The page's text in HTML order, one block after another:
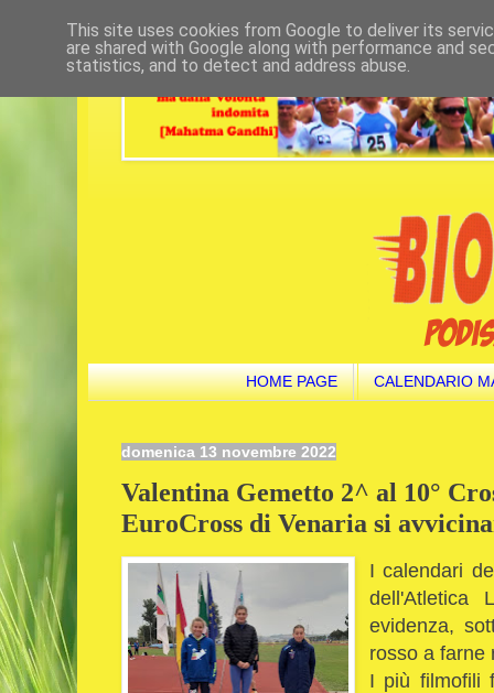
HOME PAGE CALENDARIO
domenica 13 novembre 2022
Valentina Gemetto 2^ al 10°
EuroCross di Venaria si
I calendari
dell'Atletica
evidenza,
rosso a farne
I più filmofili
This site uses cookies from Google to deliver its
are shared with Google along with performance and
statistics, and to detect and address abuse.